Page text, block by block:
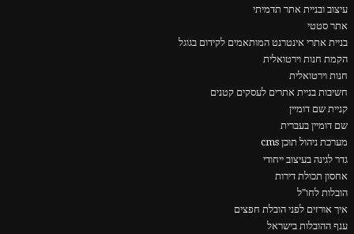
עיצוב ובניית אתר תדמיתי
אתר סטטי
בניית אתרי אינטרנט המותאמים לקידום בגוגל
הקמת חנות וירטואלית
חנות וירטואלית
חשיבות בניית אתרים לעסקים קטנים
קניית שם דומיין
שם דומיין בעברית
מערכת ניהול תוכן cms
גדר לגינה בעיצוב ייחודי
אחסון תכולת דירות
הובלות לחו"ל
איך אורזים לפני הובלת חפצים
ענף ההובלות בישראל